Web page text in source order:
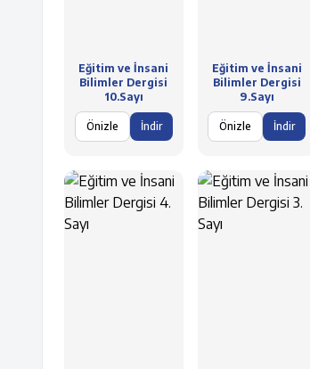
Eğitim ve İnsani
Bilimler Dergisi
10.Sayı
Önizle İndir
Eğitim ve İnsani
Bilimler Dergisi
9.Sayı
Önizle İndir